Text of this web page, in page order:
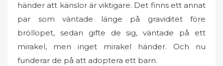
händer att känslor är viktigare. Det finns ett annat
par som väntade länge på graviditet före
bröllopet, sedan gifte de sig, väntade på ett
mirakel, men inget mirakel händer. Och nu
funderar de på att adoptera ett barn.